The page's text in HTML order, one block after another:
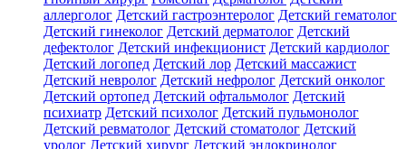
аллерголог Детский гастроэнтеролог Детский гематолог
Детский гинеколог Детский дерматолог Детский
дефектолог Детский инфекционист Детский кардиолог
Детский логопед Детский лор Детский массажист
Детский невролог Детский нефролог Детский онколог
Детский ортопед Детский офтальмолог Детский
психиатр Детский психолог Детский пульмонолог
Детский ревматолог Детский стоматолог Детский
уролог Детский хирург Детский эндокринолог